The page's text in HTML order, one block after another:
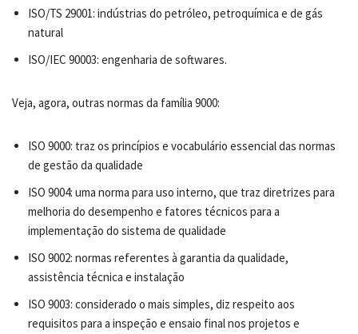
ISO/TS 29001: indústrias do petróleo, petroquímica e de gás
natural
ISO/IEC 90003: engenharia de softwares.
Veja, agora, outras normas da família 9000:
ISO 9000: traz os princípios e vocabulário essencial das normas
de gestão da qualidade
ISO 9004: uma norma para uso interno, que traz diretrizes para
melhoria do desempenho e fatores técnicos para a
implementação do sistema de qualidade
ISO 9002: normas referentes à garantia da qualidade,
assistência técnica e instalação
ISO 9003: considerado o mais simples, diz respeito aos
requisitos para a inspeção e ensaio final nos projetos e